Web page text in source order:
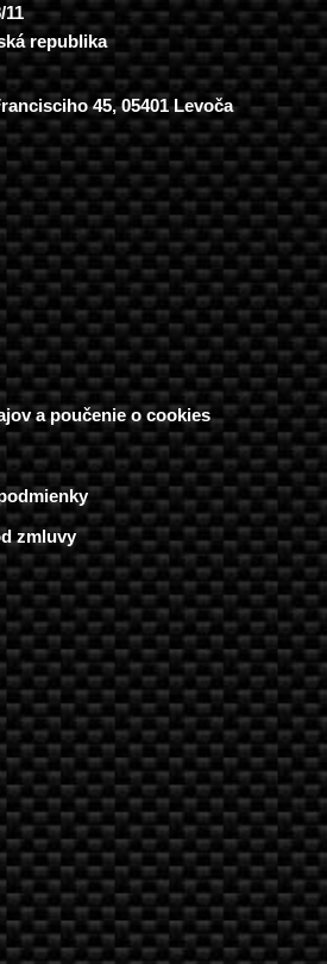
11
republika
45, 05401 Levoča
a poučenie o cookies
zmluvy